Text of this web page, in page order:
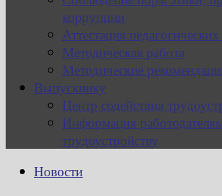
коррупции
Аттестация
Методическая работа
Методические
Выпускнику
Центр содействия
Информация
трудоустройству
Новости